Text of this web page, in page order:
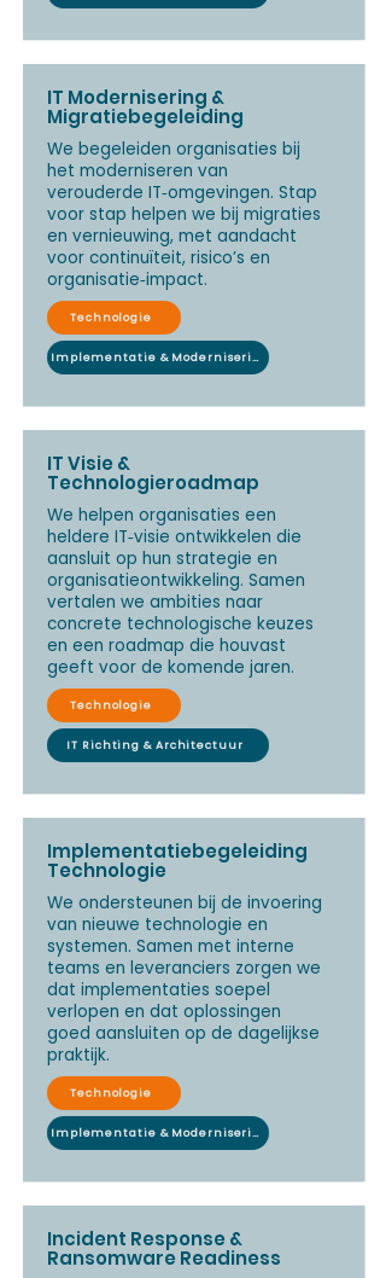
IT Modernisering &
Migratiebegeleiding
We begeleiden organisaties bij
het moderniseren van
verouderde IT‑omgevingen. Stap
voor stap helpen we bij migraties
en vernieuwing, met aandacht
voor continuïteit, risico’s en
organisatie‑impact.
Technologie
Implementatie & Modernisering
IT Visie &
Technologieroadmap
We helpen organisaties een
heldere IT‑visie ontwikkelen die
aansluit op hun strategie en
organisatieontwikkeling. Samen
vertalen we ambities naar
concrete technologische keuzes
en een roadmap die houvast
geeft voor de komende jaren.
Technologie
IT Richting & Architectuur
Implementatiebegeleiding
Technologie
We ondersteunen bij de invoering
van nieuwe technologie en
systemen. Samen met interne
teams en leveranciers zorgen we
dat implementaties soepel
verlopen en dat oplossingen
goed aansluiten op de dagelijkse
praktijk.
Technologie
Implementatie & Modernisering
Incident Response &
Ransomware Readiness